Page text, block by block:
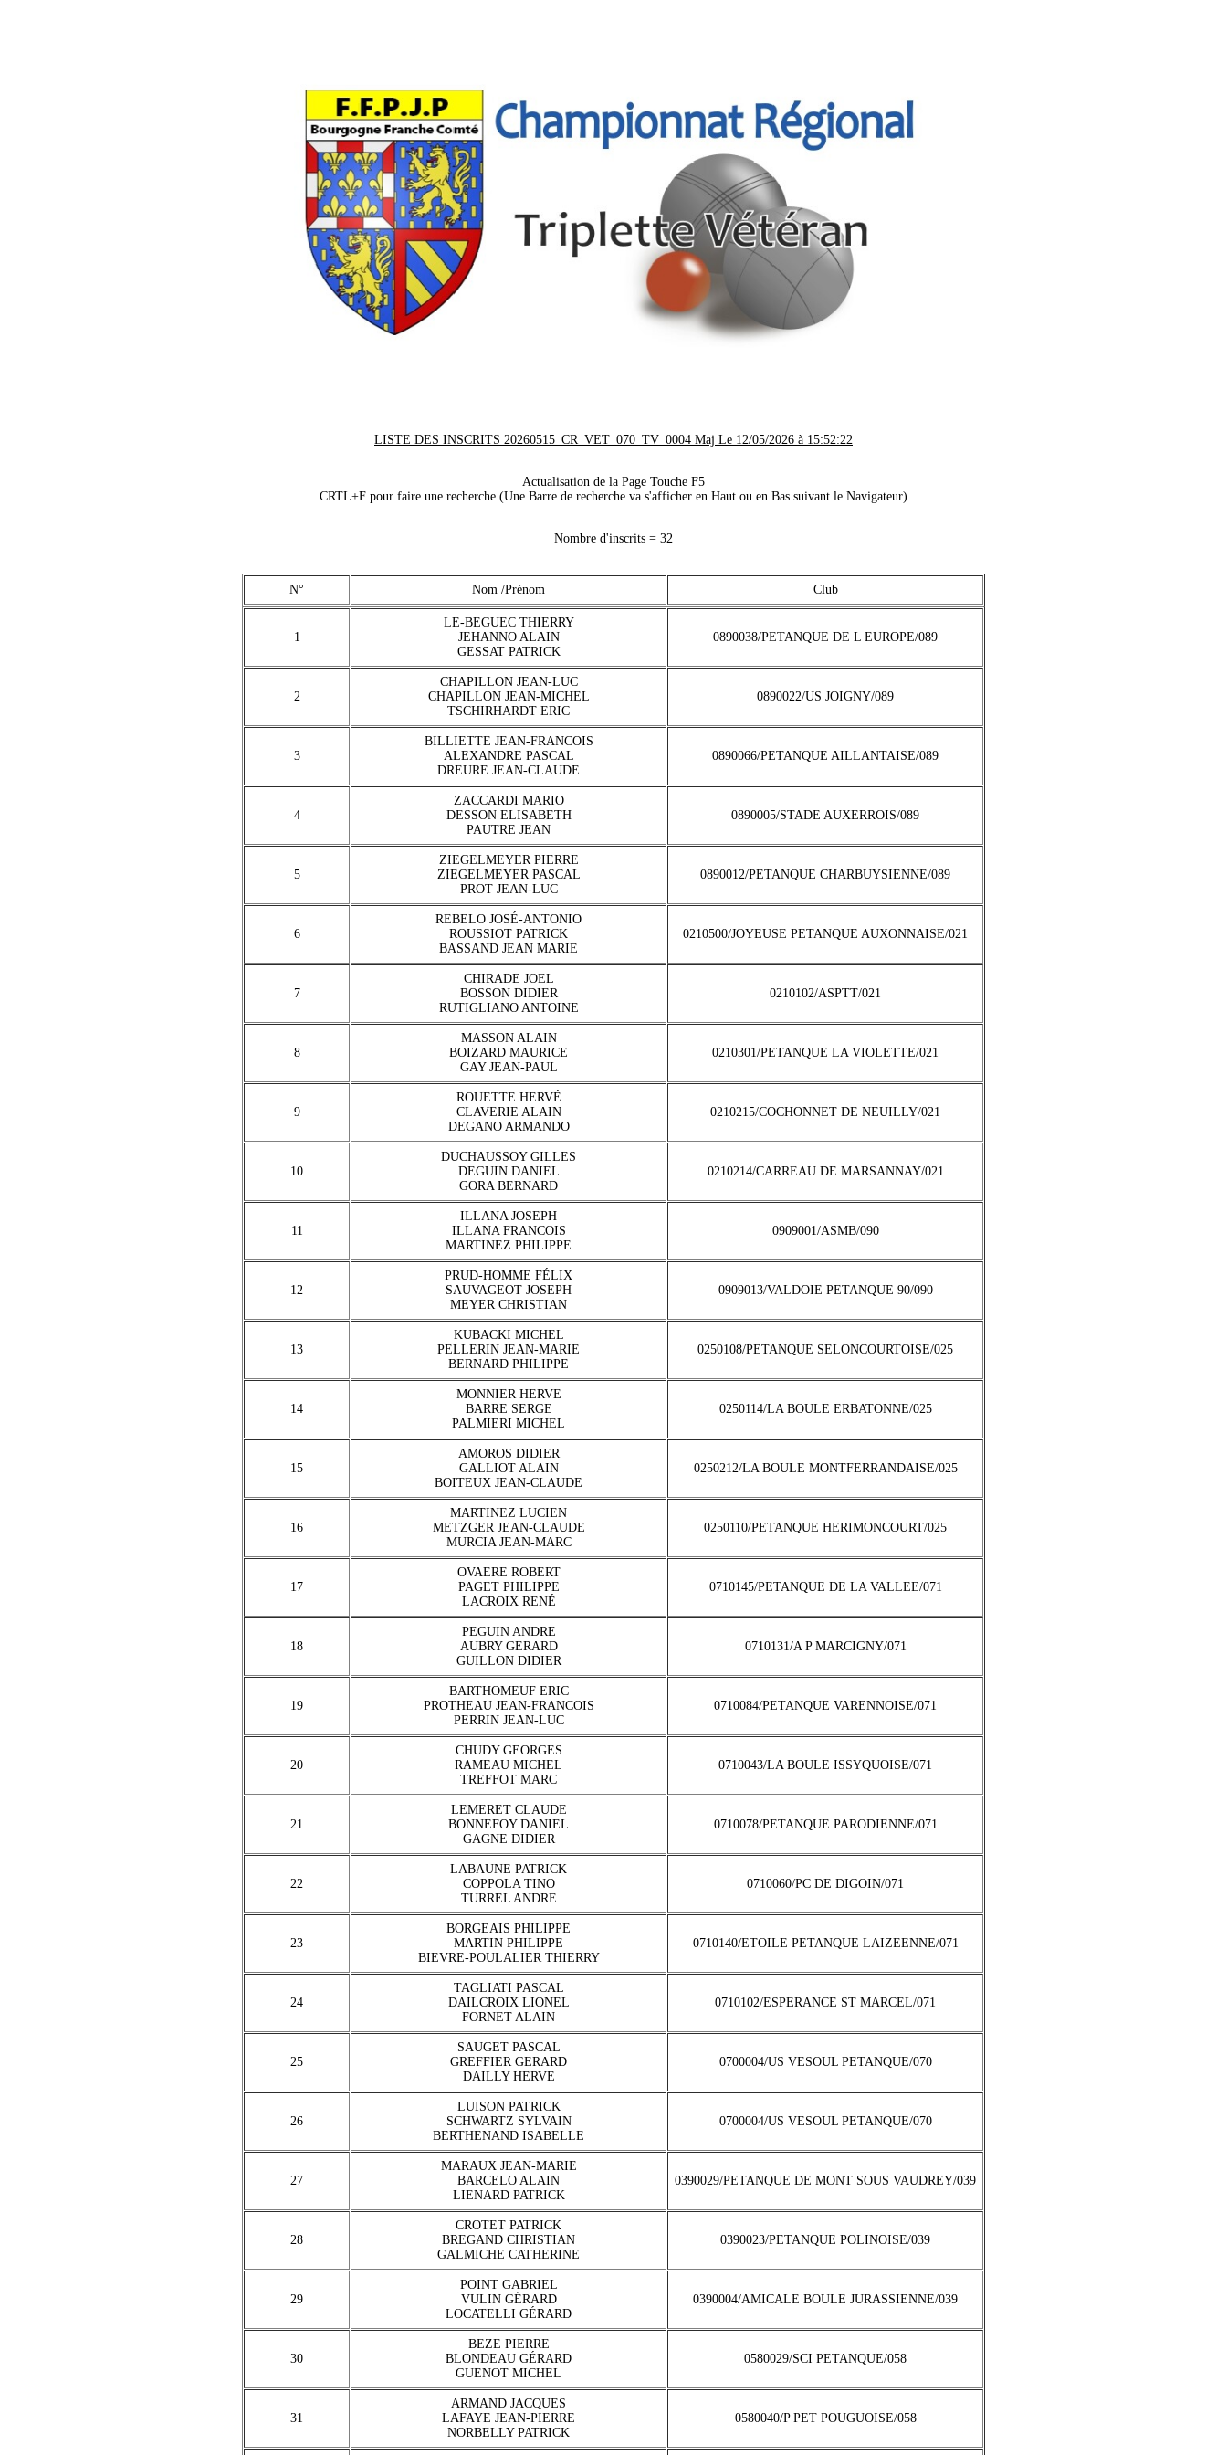
LISTE DES INSCRITS 20260515_CR_VET_070_TV_0004 Maj Le 12/05/2026 à 15:52:22
Actualisation de la Page Touche F5
CRTL+F pour faire une recherche (Une Barre de recherche va s'afficher en Haut ou en Bas suivant le Navigateur)
Nombre d'inscrits = 32
N° Nom /Prénom Club
1
LE-BEGUEC THIERRY
JEHANNO ALAIN
GESSAT PATRICK
0890038/PETANQUE DE L EUROPE/089
2
CHAPILLON JEAN-LUC
CHAPILLON JEAN-MICHEL
TSCHIRHARDT ERIC
0890022/US JOIGNY/089
3
BILLIETTE JEAN-FRANCOIS
ALEXANDRE PASCAL
DREURE JEAN-CLAUDE
0890066/PETANQUE AILLANTAISE/089
4
ZACCARDI MARIO
DESSON ELISABETH
PAUTRE JEAN
0890005/STADE AUXERROIS/089
5
ZIEGELMEYER PIERRE
ZIEGELMEYER PASCAL
PROT JEAN-LUC
0890012/PETANQUE CHARBUYSIENNE/089
6
REBELO JOSÉ-ANTONIO
ROUSSIOT PATRICK
BASSAND JEAN MARIE
0210500/JOYEUSE PETANQUE AUXONNAISE/021
7
CHIRADE JOEL
BOSSON DIDIER
RUTIGLIANO ANTOINE
0210102/ASPTT/021
8
MASSON ALAIN
BOIZARD MAURICE
GAY JEAN-PAUL
0210301/PETANQUE LA VIOLETTE/021
9
ROUETTE HERVÉ
CLAVERIE ALAIN
DEGANO ARMANDO
0210215/COCHONNET DE NEUILLY/021
10
DUCHAUSSOY GILLES
DEGUIN DANIEL
GORA BERNARD
0210214/CARREAU DE MARSANNAY/021
11
ILLANA JOSEPH
ILLANA FRANCOIS
MARTINEZ PHILIPPE
0909001/ASMB/090
12
PRUD-HOMME FÉLIX
SAUVAGEOT JOSEPH
MEYER CHRISTIAN
0909013/VALDOIE PETANQUE 90/090
13
KUBACKI MICHEL
PELLERIN JEAN-MARIE
BERNARD PHILIPPE
0250108/PETANQUE SELONCOURTOISE/025
14
MONNIER HERVE
BARRE SERGE
PALMIERI MICHEL
0250114/LA BOULE ERBATONNE/025
15
AMOROS DIDIER
GALLIOT ALAIN
BOITEUX JEAN-CLAUDE
0250212/LA BOULE MONTFERRANDAISE/025
16
MARTINEZ LUCIEN
METZGER JEAN-CLAUDE
MURCIA JEAN-MARC
0250110/PETANQUE HERIMONCOURT/025
17
OVAERE ROBERT
PAGET PHILIPPE
LACROIX RENÉ
0710145/PETANQUE DE LA VALLEE/071
18
PEGUIN ANDRE
AUBRY GERARD
GUILLON DIDIER
0710131/A P MARCIGNY/071
19
BARTHOMEUF ERIC
PROTHEAU JEAN-FRANCOIS
PERRIN JEAN-LUC
0710084/PETANQUE VARENNOISE/071
20
CHUDY GEORGES
RAMEAU MICHEL
TREFFOT MARC
0710043/LA BOULE ISSYQUOISE/071
21
LEMERET CLAUDE
BONNEFOY DANIEL
GAGNE DIDIER
0710078/PETANQUE PARODIENNE/071
22
LABAUNE PATRICK
COPPOLA TINO
TURREL ANDRE
0710060/PC DE DIGOIN/071
23
BORGEAIS PHILIPPE
MARTIN PHILIPPE
BIEVRE-POULALIER THIERRY
0710140/ETOILE PETANQUE LAIZEENNE/071
24
TAGLIATI PASCAL
DAILCROIX LIONEL
FORNET ALAIN
0710102/ESPERANCE ST MARCEL/071
25
SAUGET PASCAL
GREFFIER GERARD
DAILLY HERVE
0700004/US VESOUL PETANQUE/070
26
LUISON PATRICK
SCHWARTZ SYLVAIN
BERTHENAND ISABELLE
0700004/US VESOUL PETANQUE/070
27
MARAUX JEAN-MARIE
BARCELO ALAIN
LIENARD PATRICK
0390029/PETANQUE DE MONT SOUS VAUDREY/039
28
CROTET PATRICK
BREGAND CHRISTIAN
GALMICHE CATHERINE
0390023/PETANQUE POLINOISE/039
29
POINT GABRIEL
VULIN GÉRARD
LOCATELLI GÉRARD
0390004/AMICALE BOULE JURASSIENNE/039
30
BEZE PIERRE
BLONDEAU GÉRARD
GUENOT MICHEL
0580029/SCI PETANQUE/058
31
ARMAND JACQUES
LAFAYE JEAN-PIERRE
NORBELLY PATRICK
0580040/P PET POUGUOISE/058